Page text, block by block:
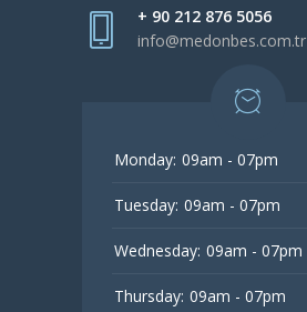
+ 90 212 876 5056
info@medonbes.com.tr
Monday: 09am - 07pm
Tuesday: 09am - 07pm
Wednesday: 09am - 07pm
Thursday: 09am - 07pm